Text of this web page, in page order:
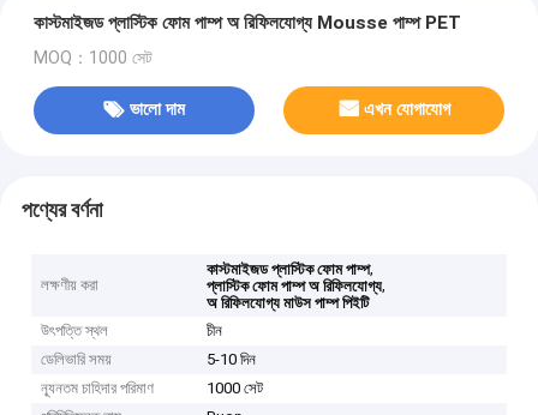
কাস্টমাইজড প্লাস্টিক ফোম পাম্প অ রিফিলযোগ্য Mousse পাম্প PET
MOQ：1000 সেট
ভালো দাম এখন যোগাযোগ
পণ্যের বর্ণনা
লক্ষণীয় করা
কাস্টমাইজড প্লাস্টিক ফোম পাম্প,
প্লাস্টিক ফোম পাম্প অ রিফিলযোগ্য,
অ রিফিলযোগ্য মাউস পাম্প পিইটি
উৎপত্তি স্থল
চীন
ডেলিভারি সময়
5-10 দিন
ন্যূনতম চাহিদার পরিমাণ
1000 সেট